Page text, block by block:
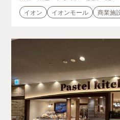
イオン
イオンモール 商業施